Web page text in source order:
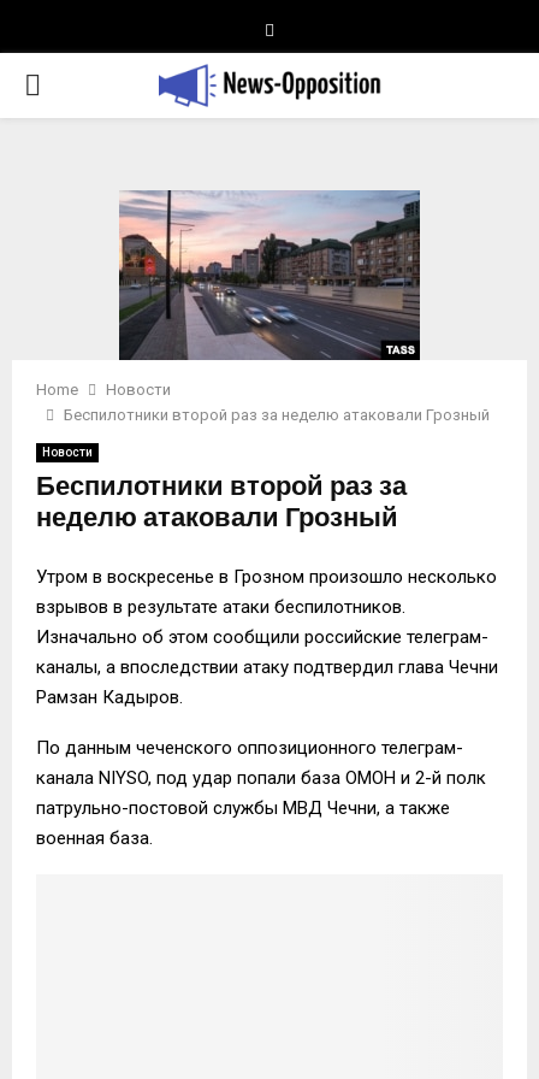
PRIMARY
Home
Новости
Беспилотники второй раз за неделю атаковали Грозный
Новости
Беспилотники второй раз за
неделю атаковали Грозный
Утром в воскресенье в Грозном произошло несколько
взрывов в результате атаки беспилотников.
Изначально об этом сообщили российские телеграм-
каналы, а впоследствии атаку подтвердил глава Чечни
Рамзан Кадыров.
По данным чеченского оппозиционного телеграм-
канала NIYSO, под удар попали база ОМОН и 2-й полк
патрульно-постовой службы МВД Чечни, а также
военная база.